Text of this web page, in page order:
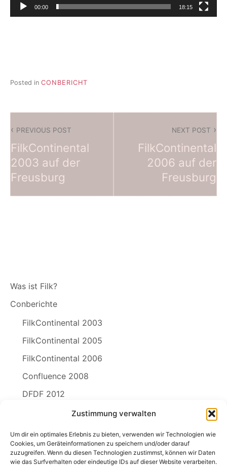
Zustimmung verwalten
Um dir ein optimales Erlebnis zu bieten, verwenden wir Technologien wie
Cookies, um Geräteinformationen zu speichern und/oder darauf
zuzugreifen. Wenn du diesen Technologien zustimmst, können wir Daten
wie das Surfverhalten oder eindeutige IDs auf dieser Website verarbeiten.
00:00 18:15
Posted in CONBERICHT
Beitragsnavigation
PREVIOUS POST
FilkContinental
2003 auf der
Freusburg
NEXT POST
FilkContinental
2006 auf der
Freusburg
Was ist Filk?
Conberichte
FilkContinental 2003
FilkContinental 2005
FilkContinental 2006
Confluence 2008
DFDF 2012
Die Freie-Lieder-Lizenz SING!
Filk-Links